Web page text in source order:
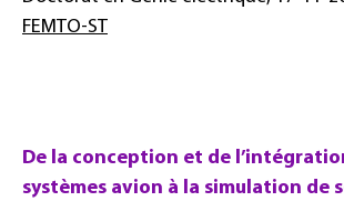
FEMTO-ST
De la conception et de
systèmes avion à la simulation de